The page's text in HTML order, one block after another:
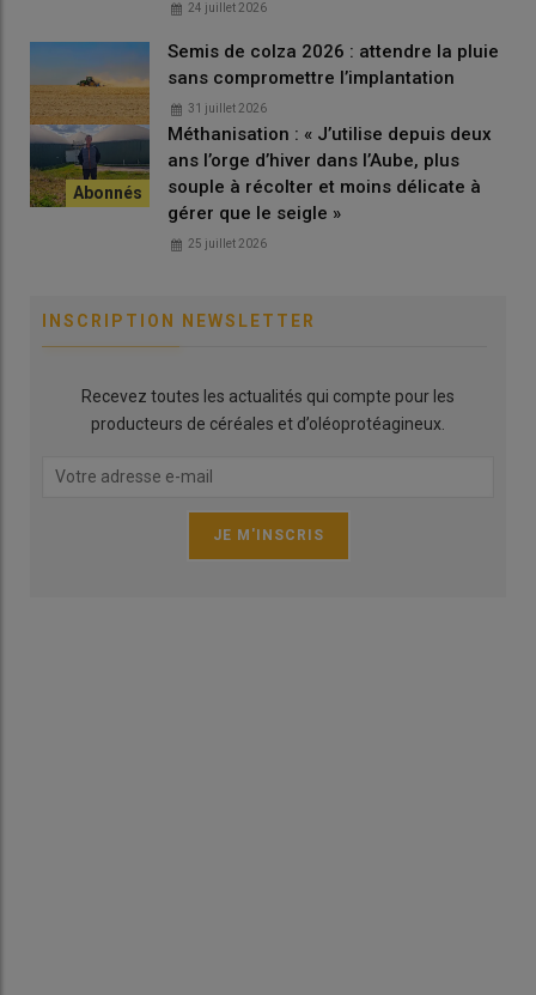
24 juillet 2026
Semis de colza 2026 : attendre la pluie
sans compromettre l’implantation
31 juillet 2026
Méthanisation : « J’utilise depuis deux
ans l’orge d’hiver dans l’Aube, plus
souple à récolter et moins délicate à
gérer que le seigle »
25 juillet 2026
INSCRIPTION NEWSLETTER
Recevez toutes les actualités qui compte pour les
producteurs de céréales et d’oléoprotéagineux.